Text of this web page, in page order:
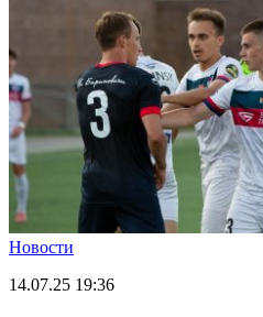
Новости
14.07.25 19:36